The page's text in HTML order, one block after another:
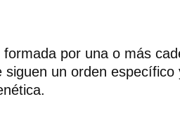
formada por una o más
siguen un orden